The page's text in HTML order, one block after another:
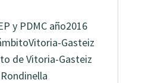
y PDMC año2016
Gasteiz
de Vitoria-Gasteiz